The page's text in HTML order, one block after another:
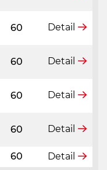
60 Detail
60 Detail
60 Detail
60 Detail
60 Detail